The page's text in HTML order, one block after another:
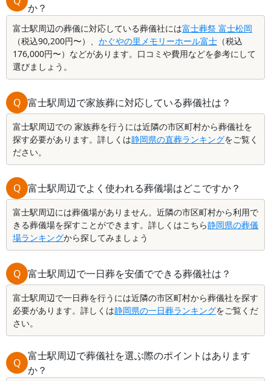
か？
富士駅周辺の葬儀に対応している葬儀社には富士葬祭 富士松岡
（税込90,200円〜）、 かぐやの里メモリーホール富士 （税込
176,000円〜）などがあります。口コミや費用などを参考にして
選びましょう。
Q 富士駅周辺で家族葬に対応している葬儀社は？
富士駅周辺での 家族葬を行うには近隣の市区町村から葬儀社を
探す必要があります。詳しくは静岡県の直葬ランキングをご覧く
ださい。
Q 富士駅周辺でよく使われる葬儀場はどこですか？
富士駅周辺には葬儀場がありません。近隣の市区町村から利用で
きる葬儀場を探すことができます。詳しくはこちら静岡県の葬儀
場ランキングから探してみましょう
Q 富士駅周辺で一日葬を安価でできる葬儀社は？
富士駅周辺で一日葬を行うには近隣の市区町村から葬儀社を探す
必要があります。詳しくは静岡県の一日葬ランキングをご覧くだ
さい。
Q
富士駅周辺で葬儀社を選ぶ際のポイントはあります
か？